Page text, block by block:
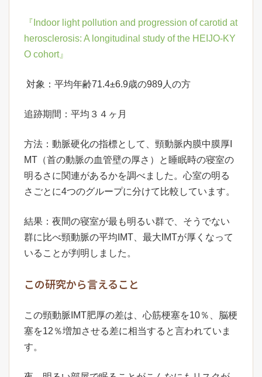
『Indoor light pollution and progression of carotid at
herosclerosis: A longitudinal study of the HEIJO-KY
O cohort』
対象：平均年齢71.4±6.9歳の989人の方
追跡期間：平均３４ヶ月
方法：動脈硬化の指標として、頸動脈内膜中膜厚I
MT（首の動脈の血管壁の厚さ）と睡眠時の寝室の
明るさに関連があるかを調べました。心室の明る
さごとに4つのグループに分けて比較しています。
結果：夜間の寝室が最も明るい群で、そうでない
群に比べ頸動脈の平均IMT、最大IMTが厚くなって
いることが判明しました。
この研究から言えること
この頸動脈IMT肥厚の差は、心筋梗塞を10％、脳梗
塞を12％増加させる差に相当すると言われていま
す。